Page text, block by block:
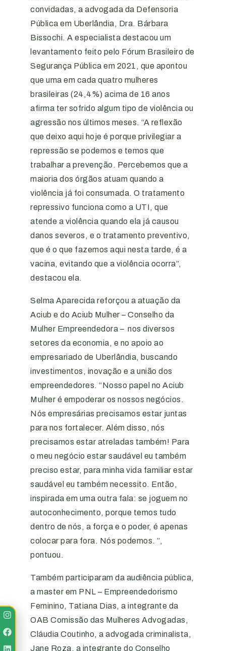
convidadas, a advogada da Defensoria
Pública em Uberlândia, Dra. Bárbara
Bissochi. A especialista destacou um
levantamento feito pelo Fórum Brasileiro de
Segurança Pública em 2021, que apontou
que uma em cada quatro mulheres
brasileiras (24,4%) acima de 16 anos
afirma ter sofrido algum tipo de violência ou
agressão nos últimos meses. “A reflexão
que deixo aqui hoje é porque privilegiar a
repressão se podemos e temos que
trabalhar a prevenção. Percebemos que a
maioria dos órgãos atuam quando a
violência já foi consumada. O tratamento
repressivo funciona como a UTI, que
atende a violência quando ela já causou
danos severos, e o tratamento preventivo,
que é o que fazemos aqui nesta tarde, é a
vacina, evitando que a violência ocorra”,
destacou ela.
Selma Aparecida reforçou a atuação da
Aciub e do Aciub Mulher – Conselho da
Mulher Empreendedora – nos diversos
setores da economia, e no apoio ao
empresariado de Uberlândia, buscando
investimentos, inovação e a união dos
empreendedores. “Nosso papel no Aciub
Mulher é empoderar os nossos negócios.
Nós empresárias precisamos estar juntas
para nos fortalecer. Além disso, nós
precisamos estar atreladas também! Para
o meu negócio estar saudável eu também
preciso estar, para minha vida familiar estar
saudável eu também necessito. Então,
inspirada em uma outra fala: se joguem no
autoconhecimento, porque temos tudo
dentro de nós, a força e o poder, é apenas
colocar para fora. Nós podemos. ”,
pontuou.
Também participaram da audiência pública,
a master em PNL – Empreendedorismo
Feminino, Tatiana Dias, a integrante da
OAB Comissão das Mulheres Advogadas,
Cláudia Coutinho, a advogada criminalista,
Jane Roza, a integrante do Conselho